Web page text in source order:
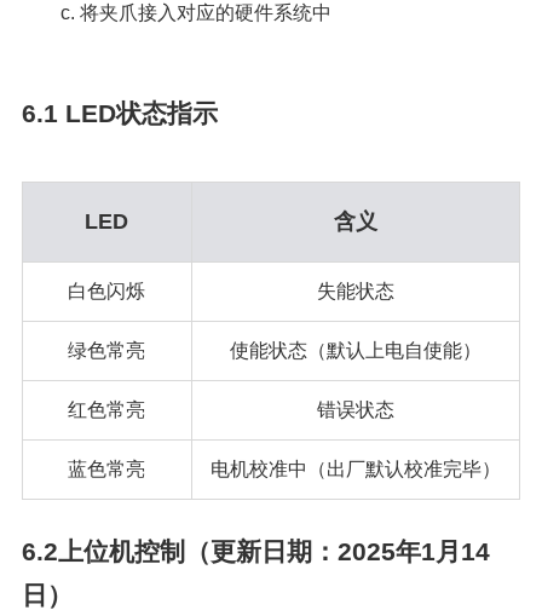
c. 将夹爪接入对应的硬件系统中
6.1 LED状态指示
LED 含义
白色闪烁 失能状态
绿色常亮 使能状态（默认上电自使能）
红色常亮 错误状态
蓝色常亮 电机校准中（出厂默认校准完毕）
6.2上位机控制（更新日期：2025年1月14
日）